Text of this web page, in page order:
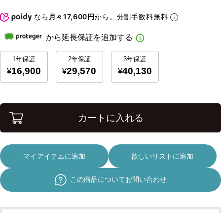
なら 月々17,600円から。分割手数料無料
カートに入れる
マイアイテムに追加 欲しいリストに追加
この商品についてお問い合わせ